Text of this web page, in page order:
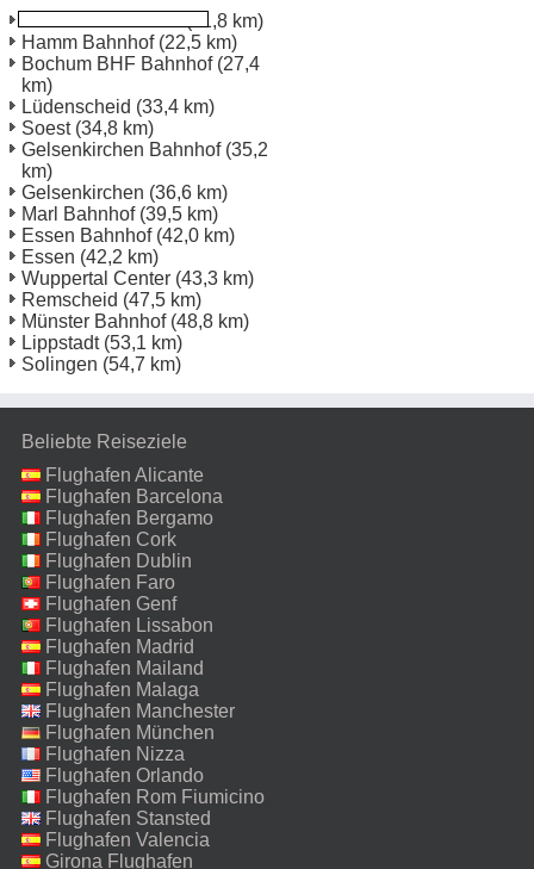
(11,8 km)
Hamm Bahnhof(22,5 km)
Bochum BHF Bahnhof(27,4
km)
Lüdenscheid (33,4 km)
Soest(34,8 km)
Gelsenkirchen Bahnhof(35,2
km)
Gelsenkirchen (36,6 km)
Marl Bahnhof(39,5 km)
Essen Bahnhof(42,0 km)
Essen (42,2 km)
Wuppertal Center (43,3 km)
Remscheid (47,5 km)
Münster Bahnhof(48,8 km)
Lippstadt(53,1 km)
Solingen (54,7 km)
Beliebte Reiseziele
Flughafen Alicante
Flughafen Barcelona
Flughafen Bergamo
Flughafen Cork
Flughafen Dublin
Flughafen Faro
Flughafen Genf
Flughafen Lissabon
Flughafen Madrid
Flughafen Mailand
Malpensa
Flughafen Malaga
Flughafen Manchester
Flughafen München
Flughafen Nizza
Flughafen Orlando
Flughafen Rom Fiumicino
Flughafen Stansted
Flughafen Valencia
Girona Flughafen